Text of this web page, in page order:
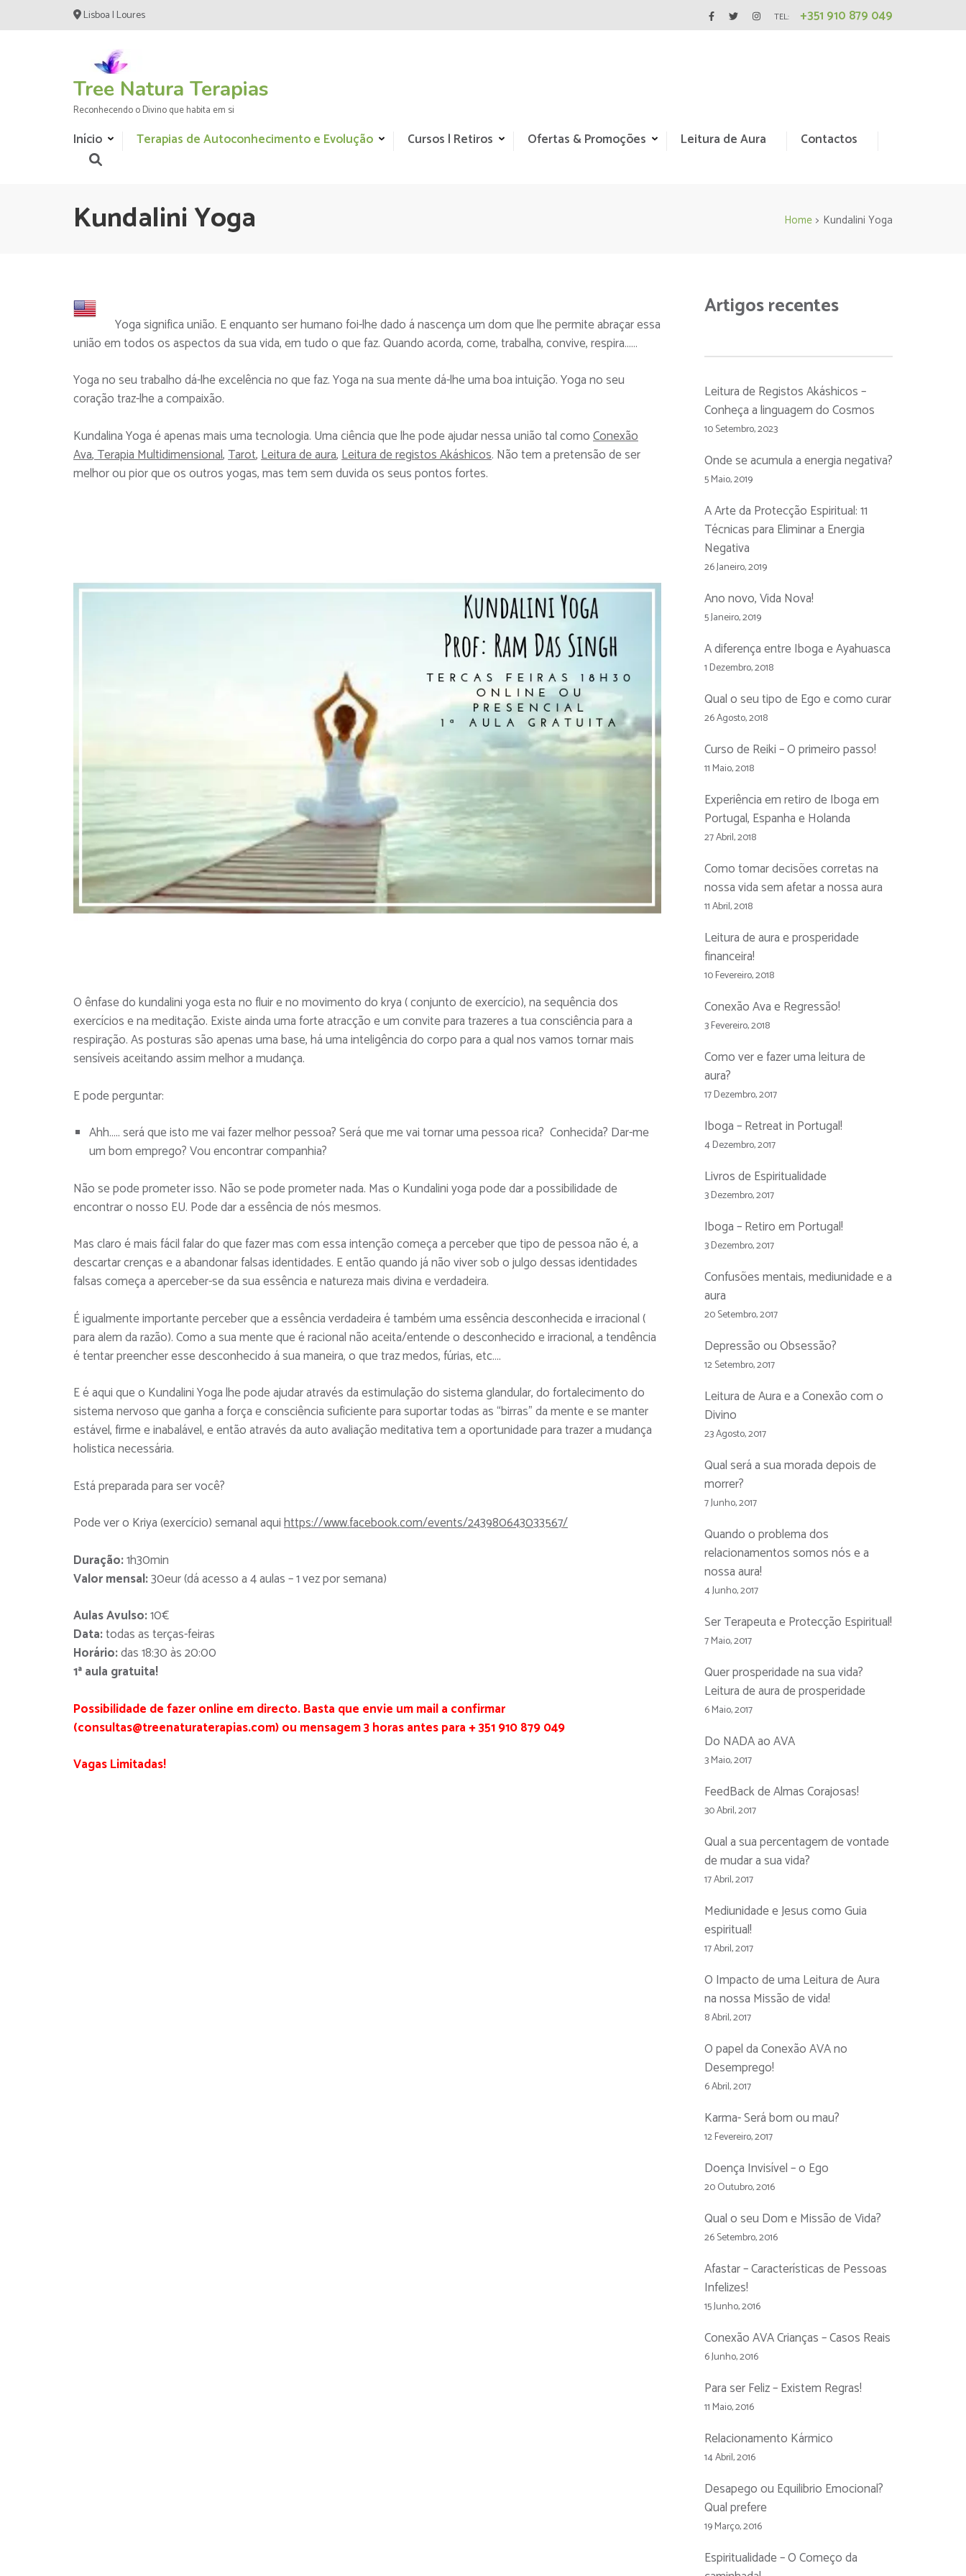
to
Lisboa | Loures TEL: +351 910 879 049
Tree Natura Terapias
Reconhecendo o Divino que habita em si
Início Terapias de Autoconhecimento e Evolução Cursos | Retiros Ofertas & Promoções Leitura de Aura Contactos
Kundalini Yoga Home > Kundalini Yoga
Yoga significa união. E enquanto ser humano foi-lhe dado á nascença um dom que lhe permite abraçar essa
união em todos os aspectos da sua vida, em tudo o que faz. Quando acorda, come, trabalha, convive, respira……
Yoga no seu trabalho dá-lhe excelência no que faz. Yoga na sua mente dá-lhe uma boa intuição. Yoga no seu
coração traz-lhe a compaixão.
Kundalina Yoga é apenas mais uma tecnologia. Uma ciência que lhe pode ajudar nessa união tal comoConexão
Ava,Terapia Multidimensional,Tarot,Leitura de aura,Leitura de registos Akáshicos. Não tem a pretensão de ser
melhor ou pior que os outros yogas, mas tem sem duvida os seus pontos fortes.
O ênfase do kundalini yoga esta no fluir e no movimento do krya ( conjunto de exercício), na sequência dos
exercícios e na meditação. Existe ainda uma forte atracção e um convite para trazeres a tua consciência para a
respiração. As posturas são apenas uma base, há uma inteligência do corpo para a qual nos vamos tornar mais
sensíveis aceitando assim melhor a mudança.
E pode perguntar:
Ahh….. será que isto me vai fazer melhor pessoa? Será que me vai tornar uma pessoa rica? Conhecida? Dar-me
um bom emprego? Vou encontrar companhia?
Não se pode prometer isso. Não se pode prometer nada. Mas o Kundalini yoga pode dar a possibilidade de
encontrar o nosso EU. Pode dar a essência de nós mesmos.
Mas claro é mais fácil falar do que fazer mas com essa intenção começa a perceber que tipo de pessoa não é, a
descartar crenças e a abandonar falsas identidades. E então quando já não viver sob o julgo dessas identidades
falsas começa a aperceber-se da sua essência e natureza mais divina e verdadeira.
É igualmente importante perceber que a essência verdadeira é também uma essência desconhecida e irracional (
para alem da razão). Como a sua mente que é racional não aceita/entende o desconhecido e irracional, a tendência
é tentar preencher esse desconhecido á sua maneira, o que traz medos, fúrias, etc….
E é aqui que o Kundalini Yoga lhe pode ajudar através da estimulação do sistema glandular, do fortalecimento do
sistema nervoso que ganha a força e consciência suficiente para suportar todas as “birras” da mente e se manter
estável, firme e inabalável, e então através da auto avaliação meditativa tem a oportunidade para trazer a mudança
holistica necessária.
Está preparada para ser você?
Pode ver o Kriya (exercício) semanal aquihttps://www.facebook.com/events/243980643033567/
Duração:1h30min
Valor mensal:30eur (dá acesso a 4 aulas – 1 vez por semana)
Aulas Avulso:10€
Data:todas as terças-feiras
Horário:das 18:30 às 20:00
1ª aula gratuita!
Possibilidade de fazer online em directo. Basta que envie um mail a confirmar
(consultas@treenaturaterapias.com) ou mensagem 3 horas antes para + 351 910 879 049
Vagas Limitadas!
Artigos recentes
Leitura de Registos Akáshicos –
Conheça a linguagem do Cosmos
10 Setembro, 2023
Onde se acumula a energia negativa?
5 Maio, 2019
A Arte da Protecção Espiritual: 11
Técnicas para Eliminar a Energia
Negativa
26 Janeiro, 2019
Ano novo, Vida Nova!
5 Janeiro, 2019
A diferença entre Iboga e Ayahuasca
1 Dezembro, 2018
Qual o seu tipo de Ego e como curar
26 Agosto, 2018
Curso de Reiki – O primeiro passo!
11 Maio, 2018
Experiência em retiro de Iboga em
Portugal, Espanha e Holanda
27 Abril, 2018
Como tomar decisões corretas na
nossa vida sem afetar a nossa aura
11 Abril, 2018
Leitura de aura e prosperidade
financeira!
10 Fevereiro, 2018
Conexão Ava e Regressão!
3 Fevereiro, 2018
Como ver e fazer uma leitura de
aura?
17 Dezembro, 2017
Iboga – Retreat in Portugal!
4 Dezembro, 2017
Livros de Espiritualidade
3 Dezembro, 2017
Iboga – Retiro em Portugal!
3 Dezembro, 2017
Confusões mentais, mediunidade e a
aura
20 Setembro, 2017
Depressão ou Obsessão?
12 Setembro, 2017
Leitura de Aura e a Conexão com o
Divino
23 Agosto, 2017
Qual será a sua morada depois de
morrer?
7 Junho, 2017
Quando o problema dos
relacionamentos somos nós e a
nossa aura!
4 Junho, 2017
Ser Terapeuta e Protecção Espiritual!
7 Maio, 2017
Quer prosperidade na sua vida?
Leitura de aura de prosperidade
6 Maio, 2017
Do NADA ao AVA
3 Maio, 2017
FeedBack de Almas Corajosas!
30 Abril, 2017
Qual a sua percentagem de vontade
de mudar a sua vida?
17 Abril, 2017
Mediunidade e Jesus como Guia
espiritual!
17 Abril, 2017
O Impacto de uma Leitura de Aura
na nossa Missão de vida!
8 Abril, 2017
O papel da Conexão AVA no
Desemprego!
6 Abril, 2017
Karma- Será bom ou mau?
12 Fevereiro, 2017
Doença Invisível – o Ego
20 Outubro, 2016
Qual o seu Dom e Missão de Vida?
26 Setembro, 2016
Afastar – Características de Pessoas
Infelizes!
15 Junho, 2016
Conexão AVA Crianças – Casos Reais
6 Junho, 2016
Para ser Feliz – Existem Regras!
11 Maio, 2016
Relacionamento Kármico
14 Abril, 2016
Desapego ou Equilibrio Emocional?
Qual prefere
19 Março, 2016
Espiritualidade – O Começo da